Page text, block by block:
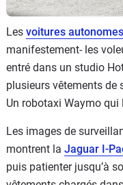
Les voitures autonomes
manifestement- les
entré dans un studio
plusieurs vêtements de
Un robotaxi Waymo qui
Les images de
montrent la Jaguar I-
puis patienter jusqu’à